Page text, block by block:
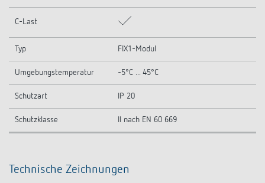
C-Last
Typ FIX1-Modul
Umgebungstemperatur -5°C ... 45°C
Schutzart IP 20
Schutzklasse II nach EN 60 669
Technische Zeichnungen